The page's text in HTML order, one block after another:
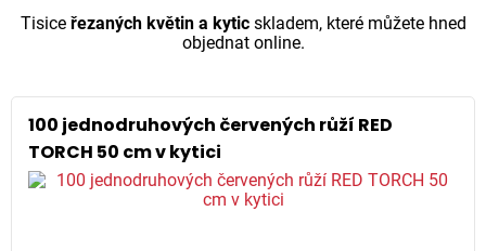
Tisice řezaných květin a kyticskladem, které můžete hned
objednat online.
100 jednodruhových červených růží RED
TORCH 50 cm v kytici